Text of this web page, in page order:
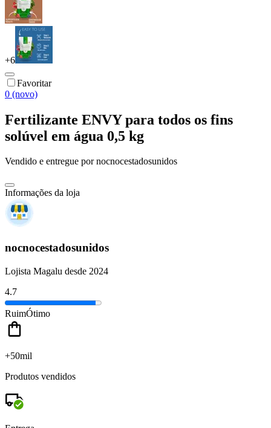
+6
Favoritar
0 (novo)
Fertilizante ENVY para todos os fins
solúvel em água 0,5 kg
Vendido e entregue por nocnocestadosunidos
Informações da loja
nocnocestadosunidos
Lojista Magalu desde 2024
4.7
RuimÓtimo
+50mil
Produtos vendidos